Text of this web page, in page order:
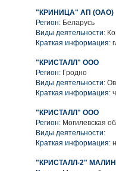
"КРИНИЦА" АП (ОАО)
Регион: Беларусь
Виды деятельности:
Краткая информация:
"КРИСТАЛЛ" ООО
Регион: Гродно
Виды деятельности:
Краткая информация:
"КРИСТАЛЛ" ООО
Регион: Могилевская
Виды деятельности:
Краткая информация:
"КРИСТАЛЛ-2"